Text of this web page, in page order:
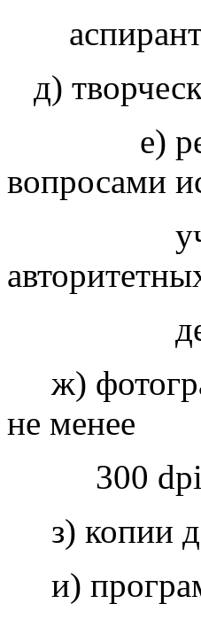
д)
е)
вопросами
учебного
ж)
не менее
300
з) копии
и)